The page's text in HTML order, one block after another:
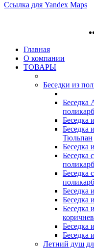
Ссылка для Yandex Maps
Главная
О компании
ТОВАРЫ
Беседки из
Беседка
Беседка
Беседка
Тюльпан
Беседка
Беседка
Беседка
Беседка
Беседка
Беседка
Беседка
Беседка
Летний душ